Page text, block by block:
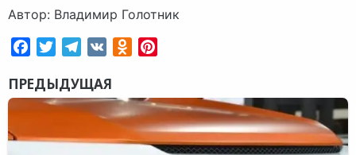
Автор: Владимир Голотник
FacebookTwitterTelegram
VK Odnoklassniki
ПРЕДЫДУЩАЯ